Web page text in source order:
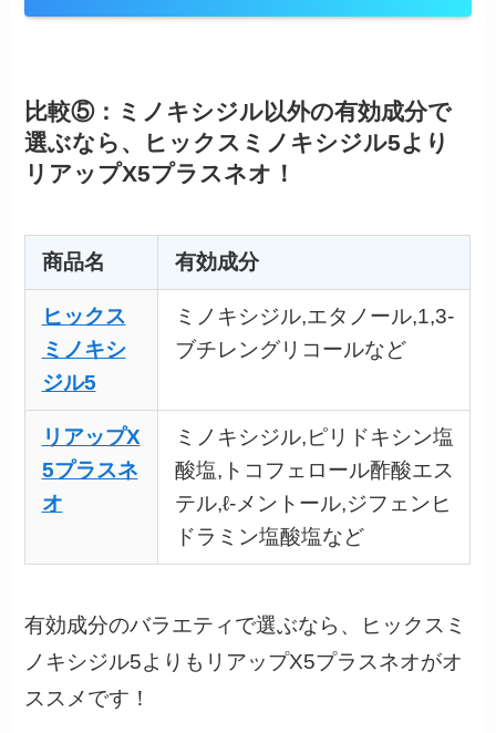
比較⑤：ミノキシジル以外の有効成分で
選ぶなら、ヒックスミノキシジル5より
リアップX5プラスネオ！
商品名 有効成分
ヒックス
ミノキシ
ジル5
ミノキシジル,エタノール,1,3-
ブチレングリコールなど
リアップX
5プラスネ
オ
ミノキシジル,ピリドキシン塩
酸塩,トコフェロール酢酸エス
テル,ℓ-メントール,ジフェンヒ
ドラミン塩酸塩など
有効成分のバラエティで選ぶなら、ヒックスミ
ノキシジル5よりもリアップX5プラスネオがオ
ススメです！